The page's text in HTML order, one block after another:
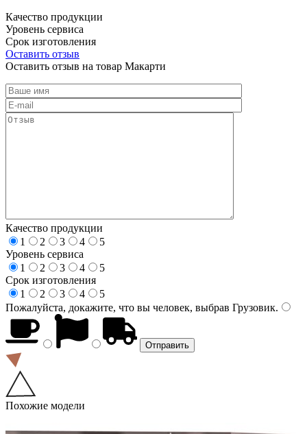
Качество продукции
Уровень сервиса
Срок изготовления
Оставить отзыв
Оставить отзыв на товар Макарти
Качество продукции
1
2 3 4
5
Уровень сервиса
1
2 3 4
5
Срок изготовления
1
2 3 4
5
Пожалуйста, докажите, что вы человек, выбрав Грузовик.
Похожие модели